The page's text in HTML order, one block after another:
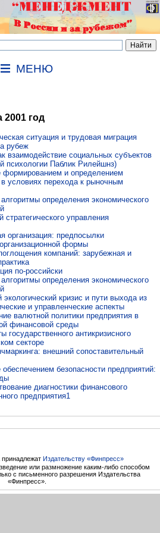
МЕНЮ
2001 год
ситуация и трудовая миграция
рубеж
взаимодействие социальных субъектов
психологии Паблик Рилейшнз)
формированием и определением
условиях перехода к рыночным
определения экономического
стратегического управления
организация: предпосылки
формы
компаний: зарубежная и
по-российски
определения экономического
экологический кризис и пути выхода из
и управленческие аспекты
валютной политики предприятия в
финансовой среды
государственного антикризисного
секторе
внешний сопоставительный
обеспечением безопасности предприятий:
диагностики финансового
предприятия1
Издательству «Финпресс»
или размножение каким-либо способом
с письменного разрешения Издательства
«Финпресс».